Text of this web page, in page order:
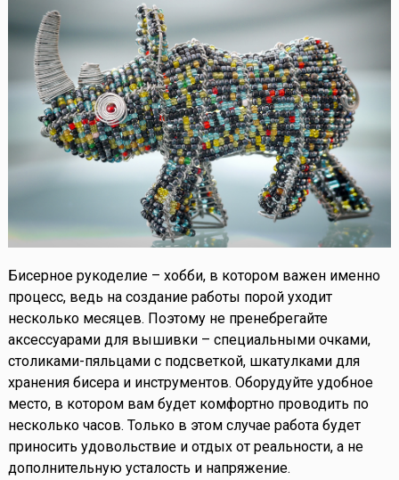
Бисерное рукоделие – хобби, в котором важен именно
процесс, ведь на создание работы порой уходит
несколько месяцев. Поэтому не пренебрегайте
аксессуарами для вышивки – специальными очками,
столиками-пяльцами с подсветкой, шкатулками для
хранения бисера и инструментов. Оборудуйте удобное
место, в котором вам будет комфортно проводить по
несколько часов. Только в этом случае работа будет
приносить удовольствие и отдых от реальности, а не
дополнительную усталость и напряжение.